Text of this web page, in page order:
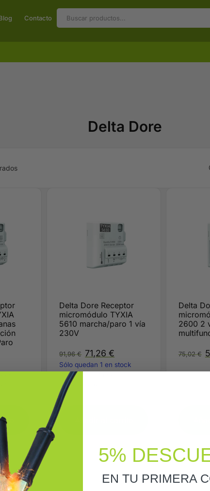
Contacto
Delta Dore
Delta Dore Receptor
micromódulo TYXIA
5610 marcha/paro 1 vía
230V
91,96€ 71,26€
Sólo quedan 1 en stock
(puede solicitarse con
posterioridad)
Delta
2600 2
75,02€
5%
EN TU PRIMERA